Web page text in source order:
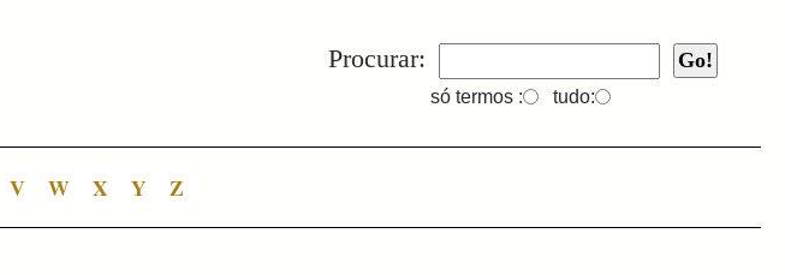
Procurar:
só termos : tudo:
V W X Y Z